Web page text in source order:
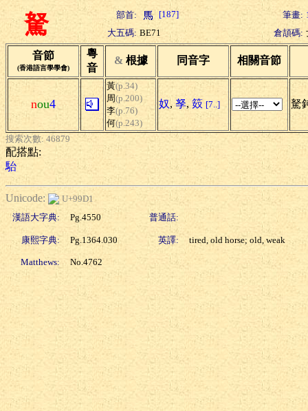
駑 部首: [187] 筆畫:
大五碼: BE71 倉頡碼:
音節
(香港語言學學會)
粵
音
& 根據 同音字 相關音節
nou4
黃(p.34)
周(p.200)
李(p.76)
何(p.243)
奴, 孥, 笯 [7..] 駑
搜索次數: 46879
配搭點:
駘
Unicode:
U+99D1
漢語大字典:
Pg.4550 普通話:
康熙字典: Pg.1364.030 英譯: tired, old horse; old, weak
Matthews: No.4762